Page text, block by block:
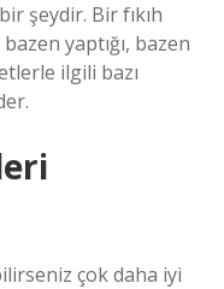
şeydir. Bir fıkıh
yaptığı, bazen
ilgili bazı
çok daha iyi